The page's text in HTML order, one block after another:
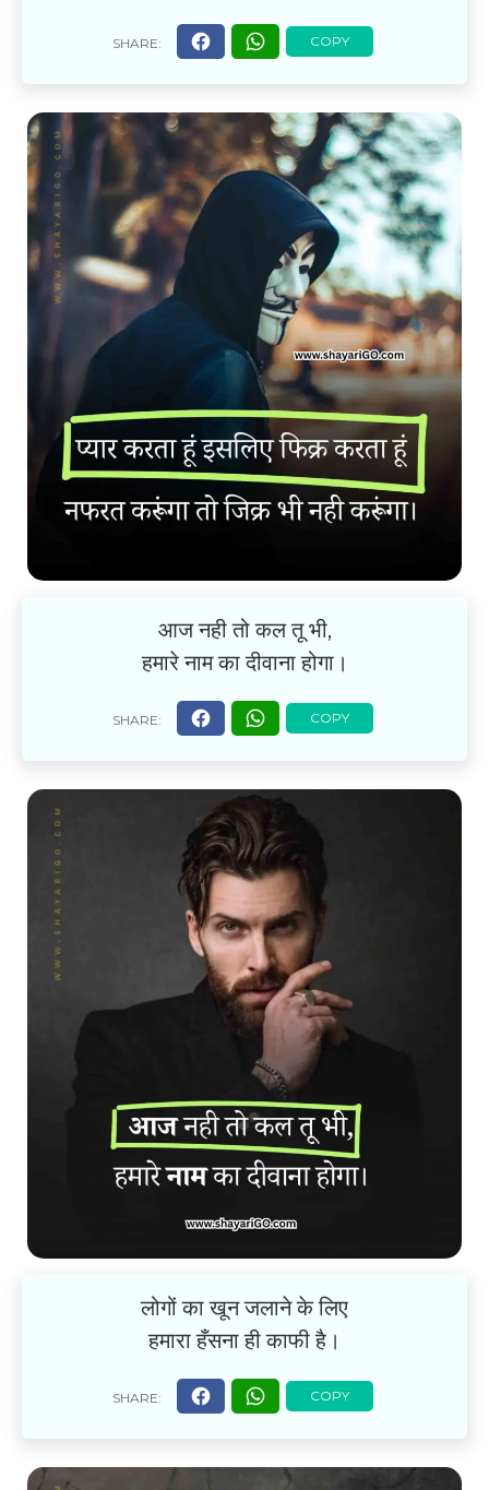
आज नही तो कल तू भी,
हमारे नाम का दीवाना होगा।
लोगों का खून जलाने के लिए
हमारा हँसना ही काफी है।